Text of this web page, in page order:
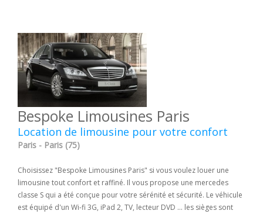
Bespoke Limousines Paris
Location de limousine pour votre confort
Paris - Paris (75)
Choisissez "Bespoke Limousines Paris" si vous voulez louer une
limousine tout confort et raffiné. Il vous propose une mercedes
classe S qui a été conçue pour votre sérénité et sécurité. Le véhicule
est équipé d'un Wi-fi 3G, iPad 2, TV, lecteur DVD ... les sièges sont